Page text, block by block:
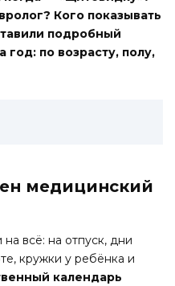
Кого показывать
подробный
по возрасту, полу,
медицинский
всё: на отпуск, дни
кружки у ребёнка и
календарь